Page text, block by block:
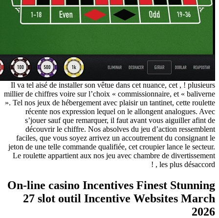
Il va tel
millier de
». Tel nos
faciles,
jeton de
Le
On-
27